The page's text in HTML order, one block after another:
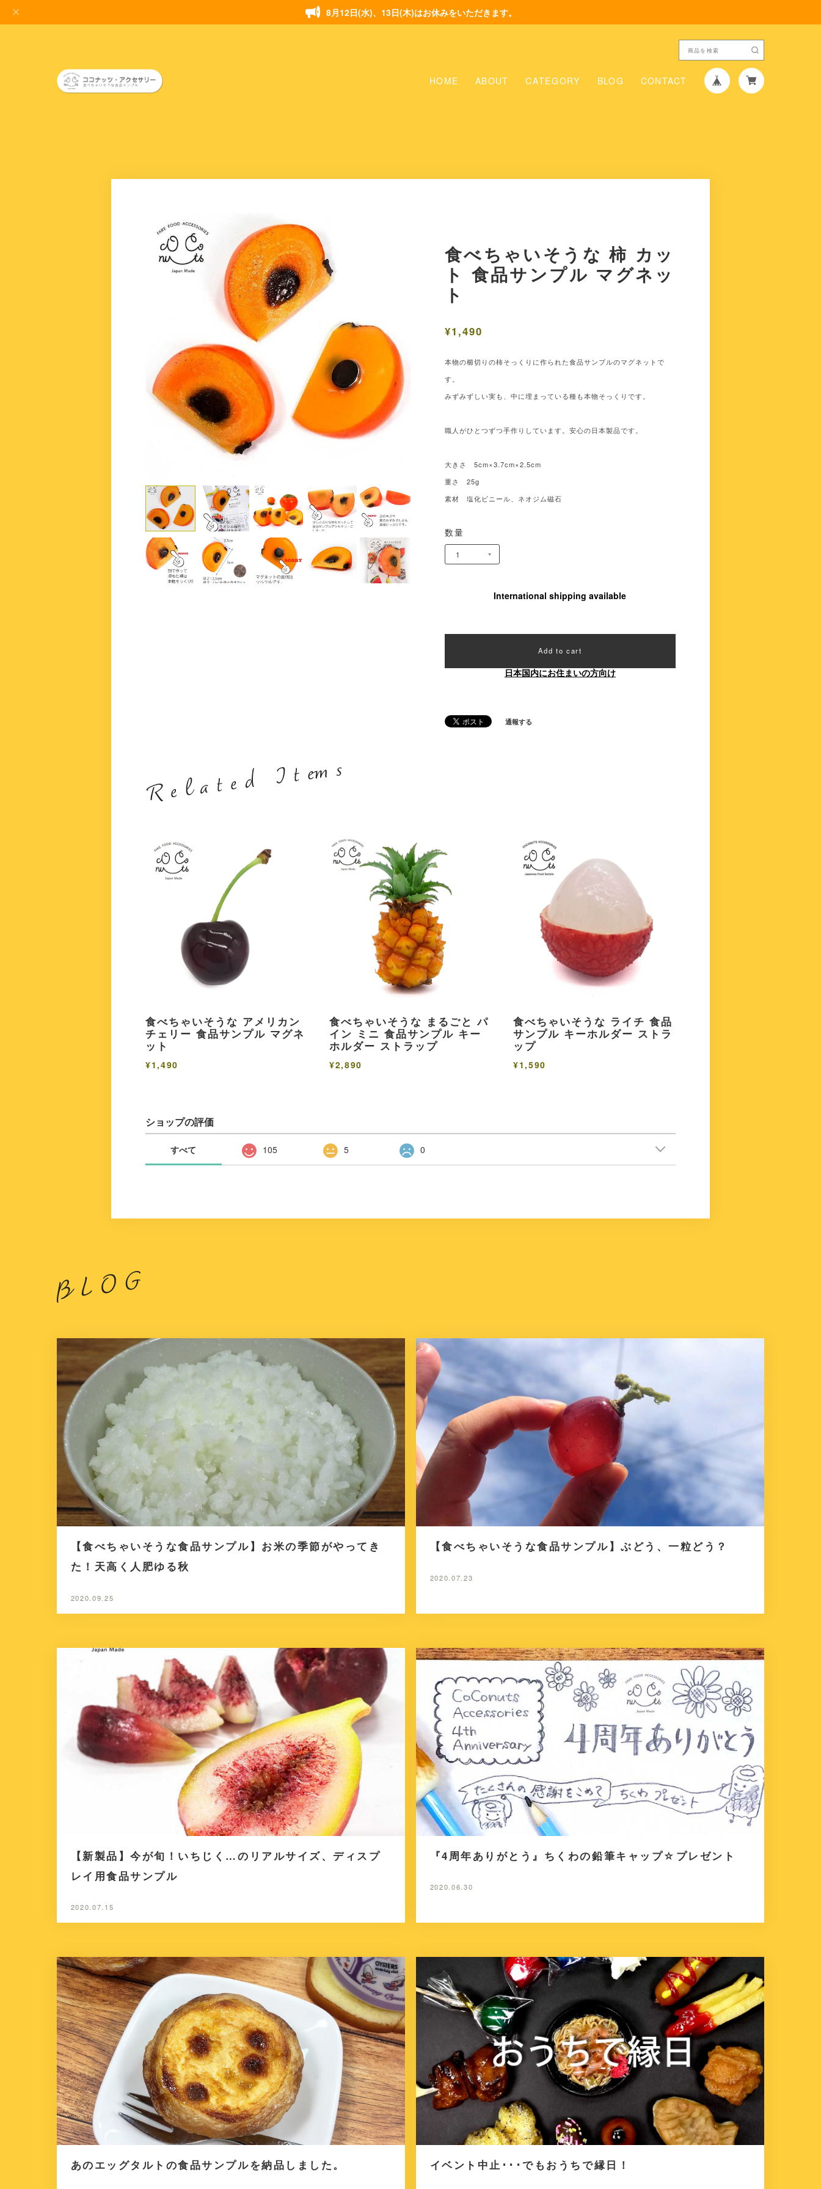
8月12日(水)、13日(木)はお休みをいただきます。
HOME ABOUT CATEGORY BLOG CONTACT
食べちゃいそうな 柿 カッ
ト 食品サンプル マグネッ
ト
¥1,490
本物の櫛切りの柿そっくりに作られた食品サンプルのマグネットで
す。
みずみずしい実も、中に埋まっている種も本物そっくりです。
職人がひとつずつ手作りしています。安心の日本製品です。
大きさ 5cm×3.7cm×2.5cm
重さ 25g
素材 塩化ビニール、ネオジム磁石
数量
International shipping available
Add to cart
日本国内にお住まいの方向け
通報する
食べちゃいそうな アメリカン
チェリー 食品サンプル マグネ
ット
¥1,490
食べちゃいそうな まるごと パ
イン ミニ 食品サンプル キー
ホルダー ストラップ
¥2,890
食べちゃいそうな ライチ 食品
サンプル キーホルダー ストラ
ップ
¥1,590
ショップの評価
すべて 105 5 0
【食べちゃいそうな食品サンプル】お米の季節がやってき
た！天高く人肥ゆる秋
2020.09.25
【食べちゃいそうな食品サンプル】ぶどう、一粒どう？
2020.07.23
【新製品】今が旬！いちじく…のリアルサイズ、ディスプ
レイ用食品サンプル
2020.07.15
『4周年ありがとう』ちくわの鉛筆キャップ☆プレゼント
2020.06.30
あのエッグタルトの食品サンプルを納品しました。 イベント中止･･･でもおうちで縁日！